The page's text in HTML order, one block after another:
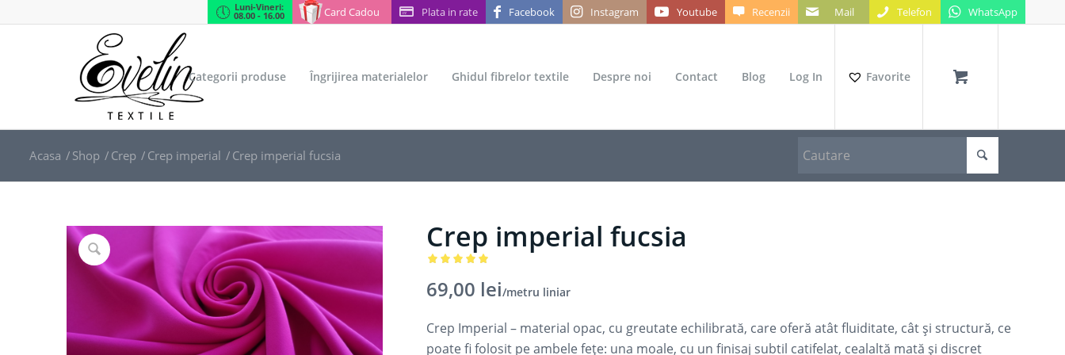
Card Cadou Plata in rate Facebook Instagram Youtube Recenzii Mail Telefon WhatsApp
Luni-Vineri:
08.00 - 16.00
Categorii produse Îngrijirea materialelor Ghidul fibrelor textile Despre noi Contact Blog Log In Favorite
Acasa / Shop / Crep / Crep imperial / Crep imperial fucsia
Crep imperial fucsia
5.00din 5
unei
69,00 lei/metru liniar
Crep Imperial – material opac, cu greutate echilibrată, care oferă atât fluiditate, cât și structură, ce
poate fi folosit pe ambele fețe: una moale, cu un finisaj subtil catifelat, cealaltă mată și discret